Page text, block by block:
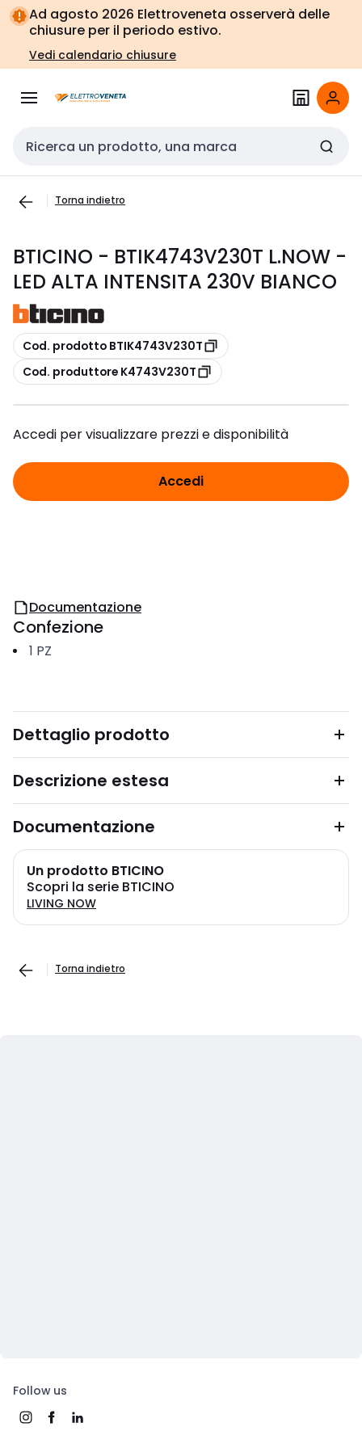
Vai alla
navigazione
Vai
alla
pagina
Ad agosto 2026 Elettroveneta osserverà delle
chiusure per il periodo estivo.
Vedi calendario chiusure
Cerca input
Torna indietro
BTICINO - BTIK4743V230T L.NOW -
LED ALTA INTENSITA 230V BIANCO
copia
Cod. prodotto BTIK4743V230T
copia
Cod. produttore K4743V230T
Accedi per visualizzare prezzi e disponibilità
Accedi
Documentazione
Confezione
1 PZ
Dettaglio prodotto
Descrizione estesa
Documentazione
Un prodotto BTICINO
Scopri la serie BTICINO
LIVING NOW
Torna indietro
Follow us